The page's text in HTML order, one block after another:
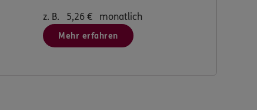
z. B. 5,26 € monatlich
Mehr erfahren